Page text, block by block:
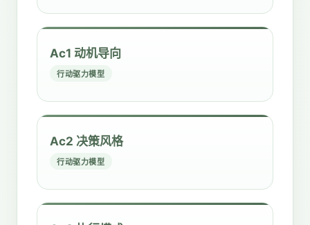
Ac1 动机导向
行动驱力模型
Ac2 决策风格
行动驱力模型